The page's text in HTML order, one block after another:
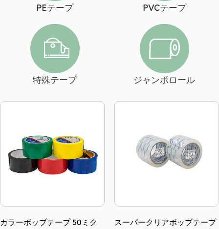
PEテープ PVCテープ
特殊テープ ジャンボロール
スーパークリアボップテープ
ボップテープ 黄みがかった